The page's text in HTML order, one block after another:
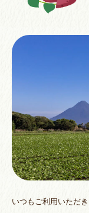
いつもご利用いただ